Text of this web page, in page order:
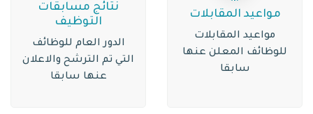
مواعيد المقابلات
مواعيد المقابلات
للوظائف المعلن عنها
سابقا
نتائج مسابقات
التوظيف
الدور العام للوظائف
التي تم الترشح والاعلان
عنها سابقا